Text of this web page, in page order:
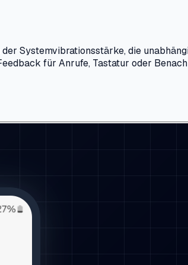
Systemvibrationsstärke, die
für Anrufe, Tastatur oder